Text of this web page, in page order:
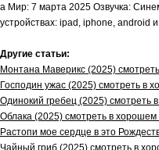
а Мир: 7 марта 2025 Озвучка:
устройствах: ipad, iphone, android и
Другие статьи:
Монтана Маверикс (2025) смотреть
Господин ужас (2025) смотреть в
Одинокий гребец (2025) смотреть в
Облака (2025) смотреть в хорошем
Растопи мое сердце в это
Чайный гриб (2025) смотреть в